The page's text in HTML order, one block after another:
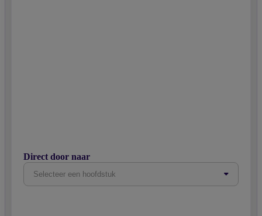
Direct door naar
Selecteer een hoofdstuk